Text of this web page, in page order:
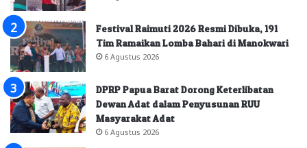
Festival Raimuti 2026 Resmi Dibuka, 191
Tim Ramaikan Lomba Bahari di Manokwari
6 Agustus 2026
DPRP Papua Barat Dorong Keterlibatan
Dewan Adat dalam Penyusunan RUU
Masyarakat Adat
6 Agustus 2026